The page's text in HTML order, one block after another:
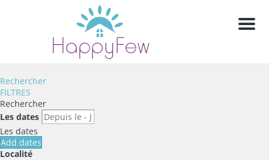
Menu
Rechercher
FILTRES
Rechercher
Les dates
Les dates
Add dates
Localité